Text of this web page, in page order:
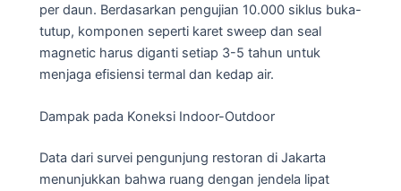
per daun. Berdasarkan pengujian 10.000 siklus buka-
tutup, komponen seperti karet sweep dan seal
magnetic harus diganti setiap 3-5 tahun untuk
menjaga efisiensi termal dan kedap air.
Dampak pada Koneksi Indoor-Outdoor
Data dari survei pengunjung restoran di Jakarta
menunjukkan bahwa ruang dengan jendela lipat